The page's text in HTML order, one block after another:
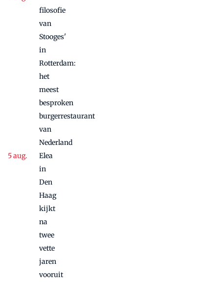
filosofie
van
Stooges'
in
Rotterdam:
het
meest
besproken
burgerrestaurant
van
Nederland
Elea
in
Den
Haag
kijkt
na
twee
vette
jaren
vooruit